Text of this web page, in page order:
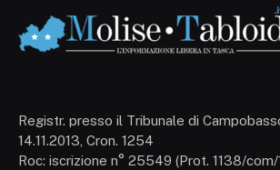
Registr. presso il Tribunale di
14.11.2013, Cron. 1254
Roc: iscrizione n° 25549 (Prot. 1138/